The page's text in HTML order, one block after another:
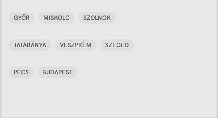
GYŐR MISKOLC SZOLNOK
TATABÁNYA VESZPRÉM SZEGED
PÉCS BUDAPEST